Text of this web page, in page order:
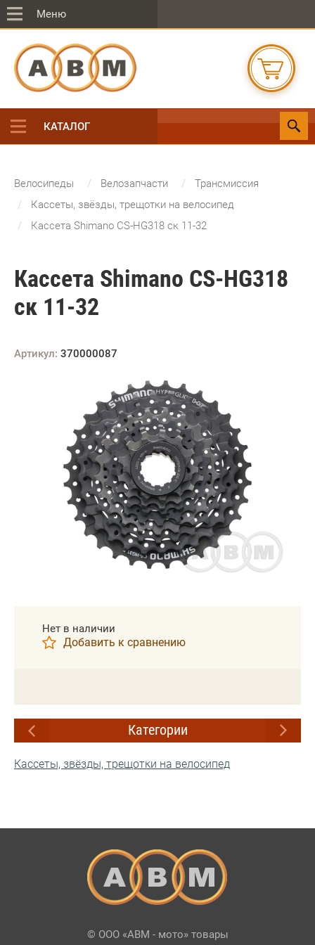
Меню
КАТАЛОГ
Велосипеды Велозапчасти
Трансмиссия
Кассеты, звёзды, трещотки на велосипед
Кассета Shimano CS-HG318 ск 11-32
Кассета Shimano CS-HG318
ск 11-32
Артикул: 370000087
Нет в наличии
Добавить к сравнению
Категории
Кассеты, звёзды, трещотки на велосипед
© ООО «АВМ - мото» товары